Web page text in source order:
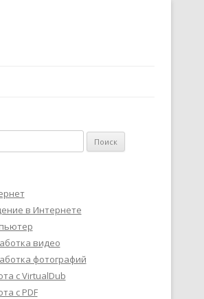
в Интернете
видео
фотографий
с VirtualDub
с PDF